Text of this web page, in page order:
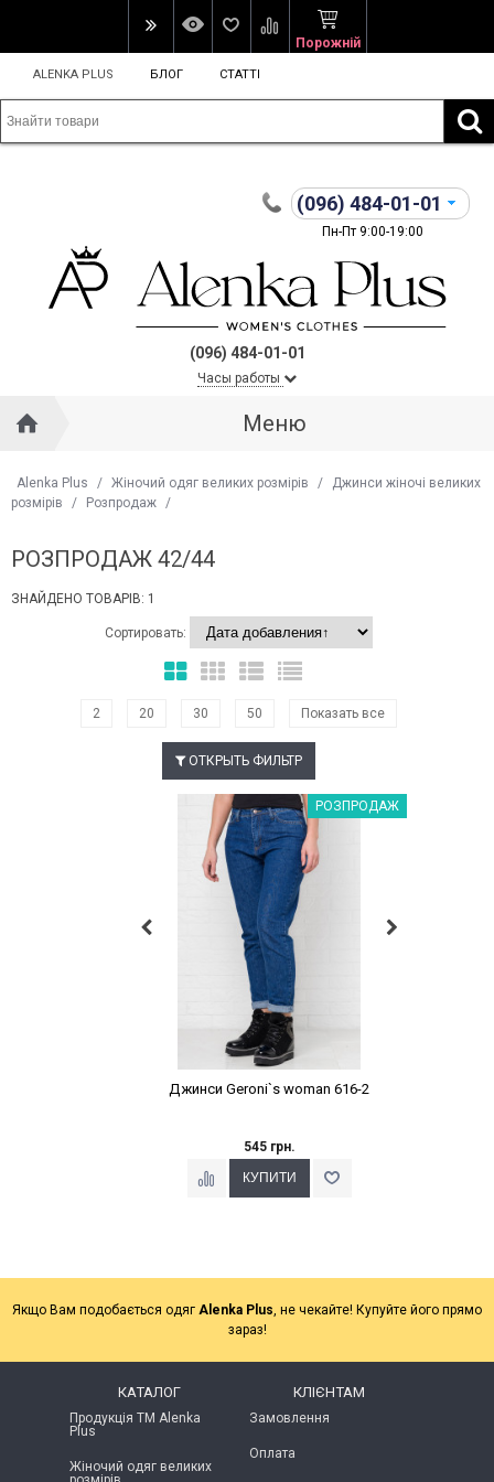
Порожній
ALENKA PLUS БЛОГ СТАТТІ
(096) 484-01-01
Пн-Пт 9:00-19:00
(096) 484-01-01
Часы работы
Меню
Alenka Plus / Жіночий одяг великих розмірів /
Джинси жіночі великих
розмірів
/ Розпродаж /
РОЗПРОДАЖ 42/44
ЗНАЙДЕНО ТОВАРІВ: 1
Сортировать:
2 20 30 50 Показать все
ОТКРЫТЬ ФИЛЬТР
Наклейки Варіант з %РОЗПРОДАЖ
Джинси Geroni`s woman 616-2
545 грн.
Якщо Вам подобається одяг Alenka Plus, не чекайте! Купуйте його прямо
зараз!
КАТАЛОГ
Продукція ТМ Alenka
Plus
Жіночий одяг великих
КЛІЄНТАМ
Замовлення
Оплата